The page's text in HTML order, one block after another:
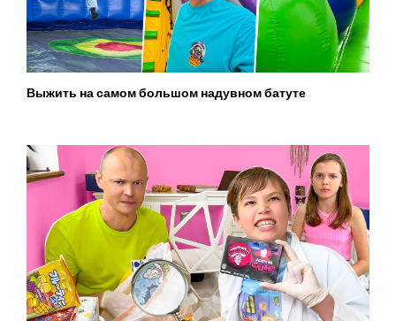
Выжить на самом большом надувном батуте